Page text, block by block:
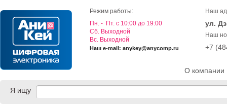
О компании
Режим работы:
Пн. - Пт. с 10:00 до 19:00
Cб. Выходной
Вс. Выходной
Наш e-mail: anykey@anycomp.ru
Наш
ул.
Наш
+7
Я ищу